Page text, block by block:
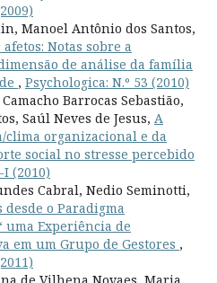
Manoel Antônio dos Santos,
Notas sobre a
de análise da família
, Psychologica: N.º 53 (2010)
Barrocas Sebastião,
Saúl Neves de Jesus, A
organizacional e da
social no stresse percebido
I (2010)
Cabral, Nedio Seminotti,
desde o Paradigma
uma Experiência de
em um Grupo de Gestores ,